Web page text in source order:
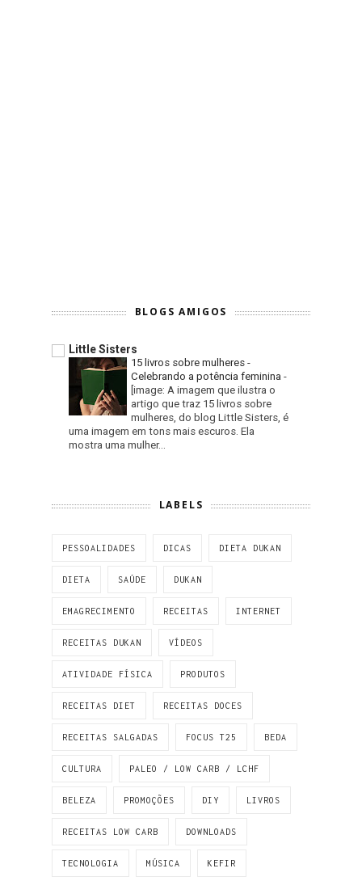
BLOGS AMIGOS
Little Sisters
15 livros sobre mulheres -
Celebrando a potência feminina -
[image: A imagem que ilustra o
artigo que traz 15 livros sobre
mulheres, do blog Little Sisters, é
uma imagem em tons mais escuros. Ela
mostra uma mulher...
LABELS
PESSOALIDADES DICAS DIETA DUKAN
DIETA SAÚDE DUKAN
EMAGRECIMENTO RECEITAS INTERNET
RECEITAS DUKAN VÍDEOS
ATIVIDADE FÍSICA PRODUTOS
RECEITAS DIET RECEITAS DOCES
RECEITAS SALGADAS FOCUS T25 BEDA
CULTURA PALEO / LOW CARB / LCHF
BELEZA PROMOÇÕES DIY LIVROS
RECEITAS LOW CARB DOWNLOADS
TECNOLOGIA MÚSICA KEFIR